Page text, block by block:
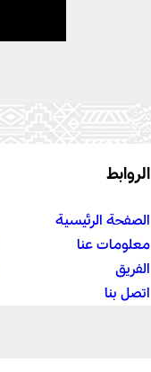
الروابط
الصفحة الرئيسية
معلومات عنا
الفريق
اتصل بنا